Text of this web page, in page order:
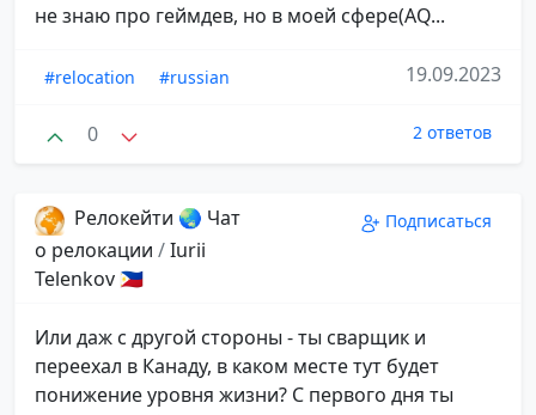
не знаю про геймдев, но в моей сфере(AQ...
#relocation #russian 19.09.2023
0 2 ответов
Релокейти 🌏 Чат
о релокации /Iurii
Telenkov 🇵🇭
Подписаться
Или даж с другой стороны - ты сварщик и
переехал в Канаду, в каком месте тут будет
понижение уровня жизни? С первого дня ты